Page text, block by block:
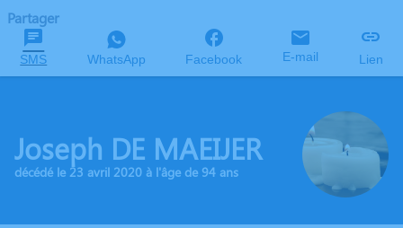
Partager
SMS WhatsApp Facebook E-mail Lien
Joseph DE MAEIJER
décédé le 23 avril 2020 à l'âge de 94 ans